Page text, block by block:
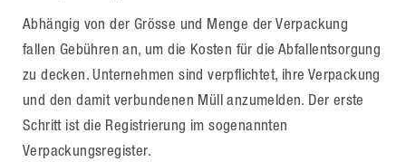
Abhängig von der Grösse und Menge der Verpackung
fallen Gebühren an, um die Kosten für die Abfallentsorgung
zu decken. Unternehmen sind verpflichtet, ihre Verpackung
und den damit verbundenen Müll anzumelden. Der erste
Schritt ist die Registrierung im sogenannten
Verpackungsregister.